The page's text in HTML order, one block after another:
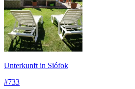
Unterkunft in Siófok
#733